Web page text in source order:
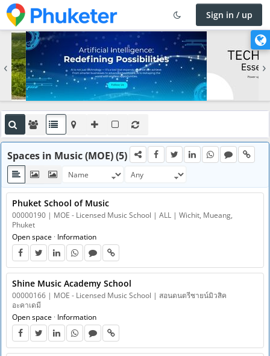
×
‹ ›
Sign in / up
Spaces in Music (MOE) (5)
Phuket School of Music
00000190 | MOE - Licensed Music School | ALL | Wichit, Mueang,
Phuket
Open space · Information
Shine Music Academy School
00000166 | MOE - Licensed Music School | สอนดนตรีชายน์มิวสิค
อะคาเดมี
Open space · Information
C
a
g
e
a
a